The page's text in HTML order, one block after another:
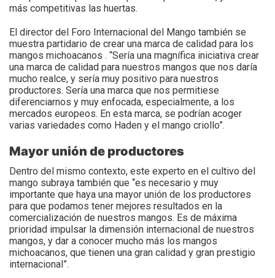
más competitivas las huertas.
El director del Foro Internacional del Mango también se
muestra partidario de crear una marca de calidad para los
mangos michoacanos . “Sería una magnífica iniciativa crear
una marca de calidad para nuestros mangos que nos daría
mucho realce, y sería muy positivo para nuestros
productores. Sería una marca que nos permitiese
diferenciarnos y muy enfocada, especialmente, a los
mercados europeos. En esta marca, se podrían acoger
varias variedades como Haden y el mango criollo”.
Mayor unión de productores
Dentro del mismo contexto, este experto en el cultivo del
mango subraya también que “es necesario y muy
importante que haya una mayor unión de los productores
para que podamos tener mejores resultados en la
comercialización de nuestros mangos. Es de máxima
prioridad impulsar la dimensión internacional de nuestros
mangos, y dar a conocer mucho más los mangos
michoacanos, que tienen una gran calidad y gran prestigio
internacional”.